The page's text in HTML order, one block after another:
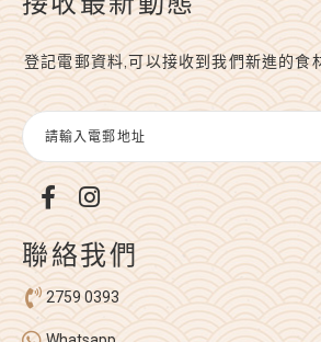
登記電郵資料,可以接收到我們新進的食
聯絡我們
2759 0393